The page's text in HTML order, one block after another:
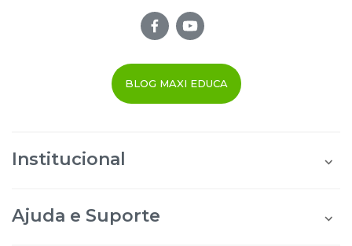
BLOG MAXI EDUCA
Institucional
Área do Afiliado
Ajuda e Suporte